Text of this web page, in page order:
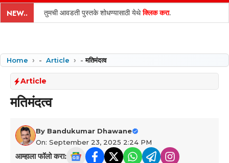
content
NEW.. तुमची आवडती पुस्तके शोधण्यासाठी येथेक्लिक करा.
Home - Article -मतिमंदत्व
Article
मतिमंदत्व
By Bandukumar Dhawane
On: September 23, 2025 2:24 PM
आम्हाला फॉलो करा: